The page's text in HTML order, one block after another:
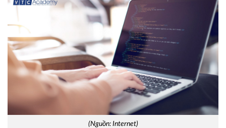
(Nguồn: Internet)